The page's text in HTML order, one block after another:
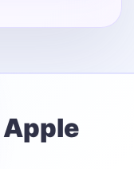
Apple